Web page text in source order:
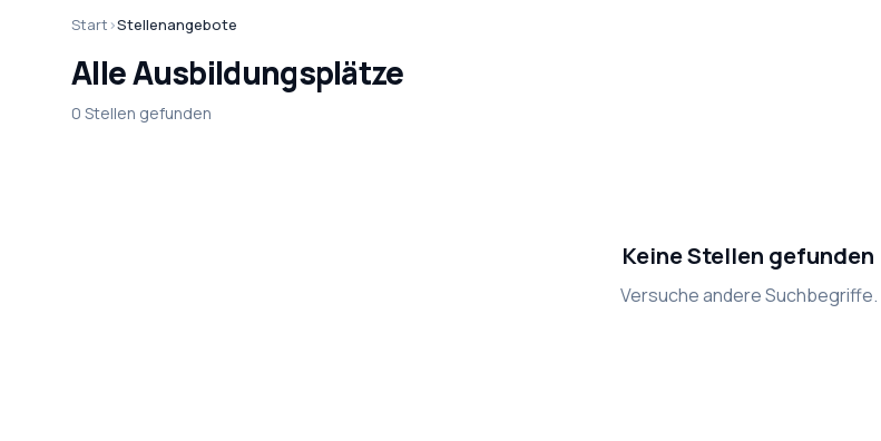
Start›Stellenangebote
Alle Ausbildungsplätze
0 Stellen gefunden
Keine Stellen gefunden
Versuche andere Suchbegriffe.